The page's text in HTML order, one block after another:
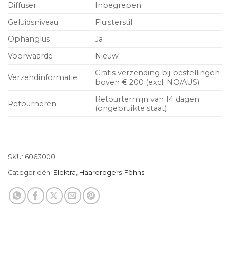
Diffuser
Inbegrepen
Geluidsniveau
Fluisterstil
Ophanglus
Ja
Voorwaarde
Nieuw
Verzendinformatie
Gratis verzending bij bestellingen
boven € 200 (excl. NO/AUS)
Retourneren
Retourtermijn van 14 dagen
(ongebruikte staat)
SKU: 6063000
Categorieën: Elektra Haardrogers-Föhns